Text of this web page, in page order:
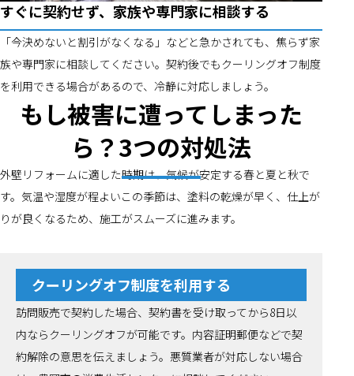
すぐに契約せず、家族や専門家に相談する
「今決めないと割引がなくなる」などと急かされても、焦らず家
族や専門家に相談してください。契約後でもクーリングオフ制度
を利用できる場合があるので、冷静に対応しましょう。
もし被害に遭ってしまった
ら？3つの対処法
外壁リフォームに適した時期は、気候が安定する春と夏と秋で
す。気温や湿度が程よいこの季節は、塗料の乾燥が早く、仕上が
りが良くなるため、施工がスムーズに進みます。
クーリングオフ制度を利用する
訪問販売で契約した場合、契約書を受け取ってから8日以
内ならクーリングオフが可能です。内容証明郵便などで契
約解除の意思を伝えましょう。悪質業者が対応しない場合